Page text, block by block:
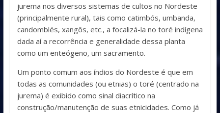
jurema nos diversos sistemas de cultos no Nordeste
(principalmente rural), tais como catimbós, umbanda,
candomblés, xangôs, etc., a focalizá-la no toré indígena
dada aí a recorrência e generalidade dessa planta
como um enteógeno, um sacramento.
Um ponto comum aos índios do Nordeste é que em
todas as comunidades (ou etnias) o toré (centrado na
jurema) é exibido como sinal diacrítico na
construção/manutenção de suas etnicidades. Como já